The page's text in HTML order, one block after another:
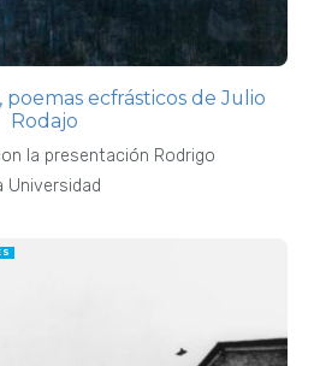
poemas ecfrásticos de Julio
Rodajo
la presentación Rodrigo
Universidad